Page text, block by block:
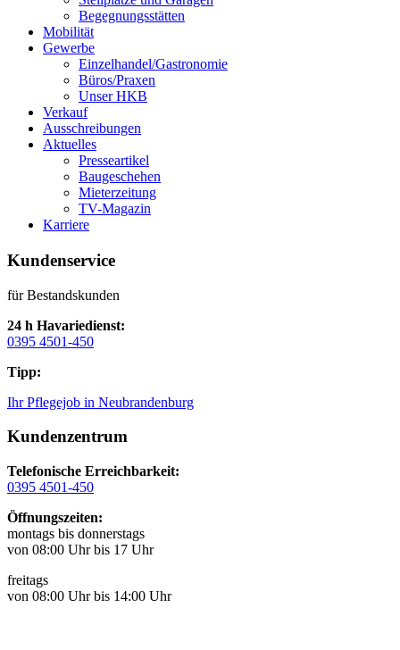
Begegnungsstätten
Mobilität
Gewerbe
Einzelhandel/Gastronomie
Büros/Praxen
Unser HKB
Verkauf
Ausschreibungen
Aktuelles
Presseartikel
Baugeschehen
Mieterzeitung
TV-Magazin
Karriere
Kundenservice
für Bestandskunden
24 h Havariedienst:
0395 4501-450
Tipp:
Ihr Pflegejob in Neubrandenburg
Kundenzentrum
Telefonische Erreichbarkeit:
0395 4501-450
Öffnungszeiten:
montags bis donnerstags
von 08:00 Uhr bis 17 Uhr
freitags
von 08:00 Uhr bis 14:00 Uhr